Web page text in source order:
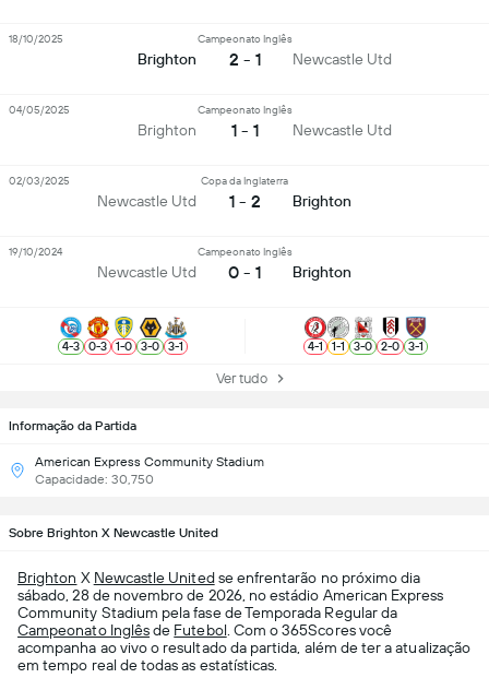
Informação da Partida
American Express Community Stadium
Capacidade: 30,750
Brighton
Campeonato Inglês
2 - 1 Newcastle Utd
18/10/2025
Brighton
Campeonato Inglês
1 - 1 Newcastle Utd
04/05/2025
Newcastle Utd
Copa da Inglaterra
1 - 2 Brighton
02/03/2025
Newcastle Utd
Campeonato Inglês
0 - 1 Brighton
19/10/2024
4-3 0-3 1-0 3-0 3-1 4-1 1-1 3-0 2-0 3-1
Ver tudo
Sobre Brighton X Newcastle United
Brighton X Newcastle Unitedse enfrentarão no próximo dia
sábado, 28 de novembro de 2026, no estádio American Express
Community Stadium pela fase de Temporada Regular da
Campeonato Inglêsde Futebol . Com o 365Scores você
acompanha ao vivo o resultado da partida, além de ter a atualização
em tempo real de todas as estatísticas.